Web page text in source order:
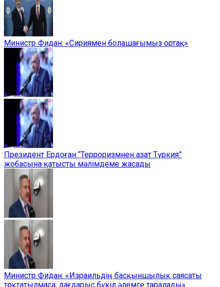
Министр Фидан: «Сириямен болашағымыз ортақ»
Президент Ердоған “Терроризмнен азат Түркия”
жобасына қатысты мәлімдеме жасады
Министр Фидан: «Израильдің басқыншылық саясаты
тоқтатылмаса, дағдарыс бүкіл әлемге таралады»